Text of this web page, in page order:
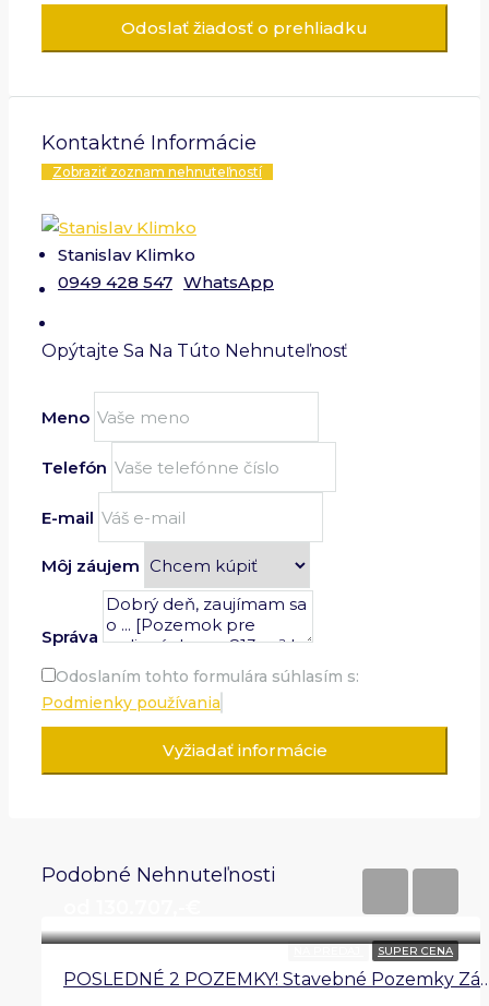
Odoslať žiadosť o prehliadku
Kontaktné Informácie
Zobraziť zoznam nehnuteľností
Stanislav Klimko
0949 428 547 WhatsApp
Opýtajte Sa Na Túto Nehnuteľnosť
Meno
Telefón
E-mail
Môj záujem
Správa
Odoslaním tohto formulára súhlasím s:
Podmienky používania
Vyžiadať informácie
Podobné Nehnuteľnosti
SUPER CENA
POSLEDNÉ 2 POZEMKY! Stavebné